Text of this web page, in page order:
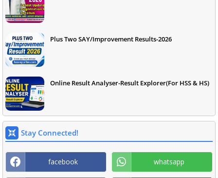
Plus Two SAY/Improvement Results-2026
Online Result Analyser-Result Explorer(For HSS & HS)
Stay Connected!
facebook whatsapp